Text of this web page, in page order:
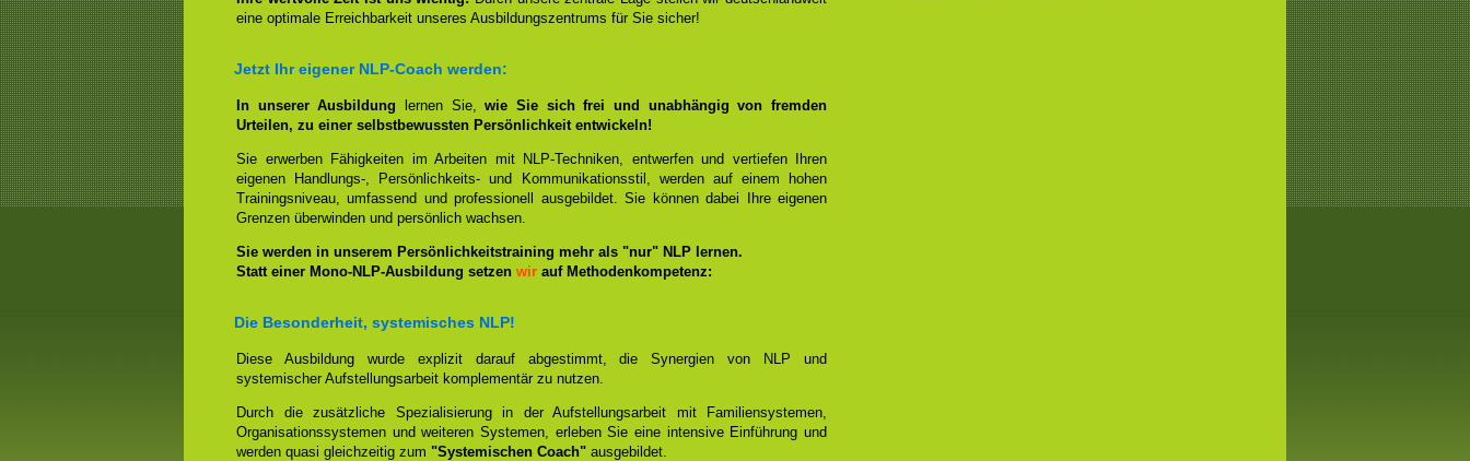
eine optimale Erreichbarkeit unseres Ausbildungszentrums für Sie sicher!
Jetzt Ihr eigener NLP-Coach werden:
In unserer Ausbildung lernen Sie,wie Sie sich frei und unabhängig von fremden
Urteilen, zu einer selbstbewussten Persönlichkeit entwickeln!
Sie erwerben Fähigkeiten im Arbeiten mit NLP-Techniken, entwerfen und vertiefen Ihren
eigenen Handlungs-, Persönlichkeits- und Kommunikationsstil, werden auf einem hohen
Trainingsniveau, umfassend und professionell ausgebildet. Sie können dabei Ihre eigenen
Grenzen überwinden und persönlich wachsen.
Sie werden in unserem Persönlichkeitstraining mehr als "nur" NLP lernen.
Statt einer Mono-NLP-Ausbildung setzen wir auf Methodenkompetenz:
Die Besonderheit, systemisches NLP!
Diese Ausbildung wurde explizit darauf abgestimmt, die Synergien von NLP und
systemischer Aufstellungsarbeit komplementär zu nutzen.
Durch die zusätzliche Spezialisierung in der Aufstellungsarbeit mit Familiensystemen,
Organisationssystemen und weiteren Systemen, erleben Sie eine intensive Einführung und
werden quasi gleichzeitig zum "Systemischen Coach" ausgebildet.